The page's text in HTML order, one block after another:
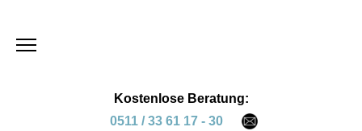
Kostenlose Beratung:
0511 / 33 61 17 - 30